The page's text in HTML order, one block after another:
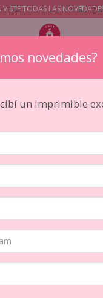
VISTE TODAS LAS
rolls /
Moments XXL PET
novedades?
un imprimible